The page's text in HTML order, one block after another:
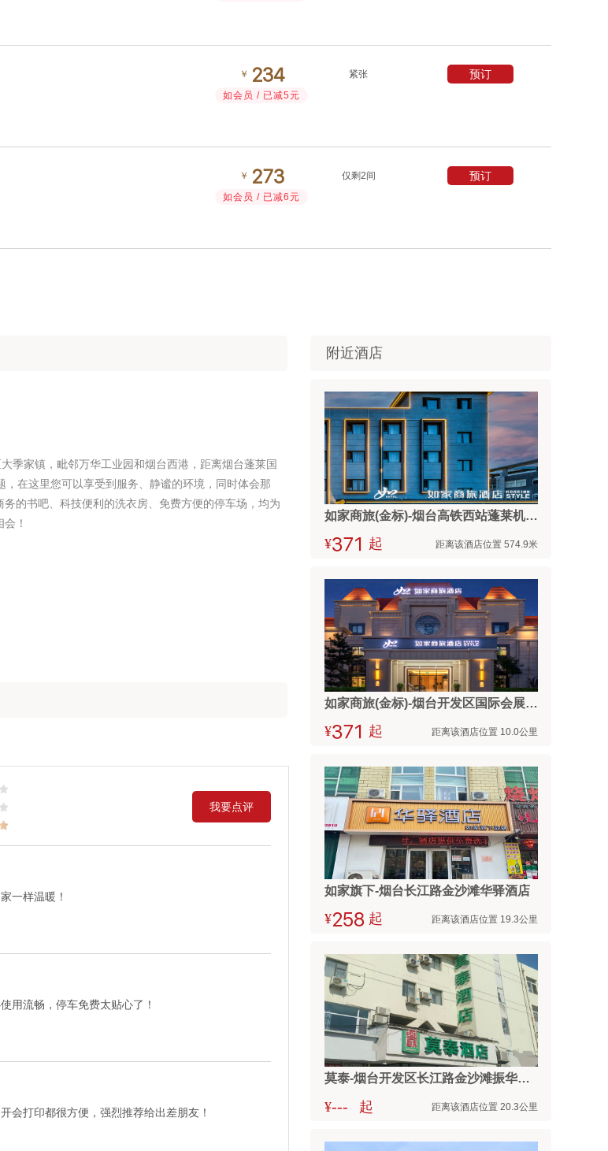
￥ 
如会员 / 已减5元
紧张 预订
￥ 
如会员 / 已减6元
仅剩2间 预订
季家镇，毗邻万华工业园和烟台西港，距离烟台蓬莱国
在这里您可以享受到服务、静谧的环境，同时体会那
的书吧、科技便利的洗衣房、免费方便的停车场，均为
！
我要点评
一样温暖！
用流畅，停车免费太贴心了！
会打印都很方便，强烈推荐给出差朋友！
附近酒店
如家商旅(金标)-烟台高铁西站蓬莱机场店
¥  起 距离该酒店位置 574.9米
如家商旅(金标)-烟台开发区国际会展中心金沙滩店
¥  起 距离该酒店位置 10.0公里
如家旗下-烟台长江路金沙滩华驿酒店
¥ 起 距离该酒店位置 19.3公里
莫泰-烟台开发区长江路金沙滩振华商厦店
¥--- 起 距离该酒店位置 20.3公里